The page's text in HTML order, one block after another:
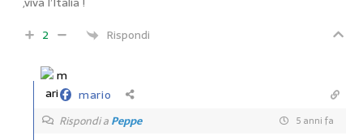
2
Rispondi
mario
Rispondi aPeppe 5 anni fa